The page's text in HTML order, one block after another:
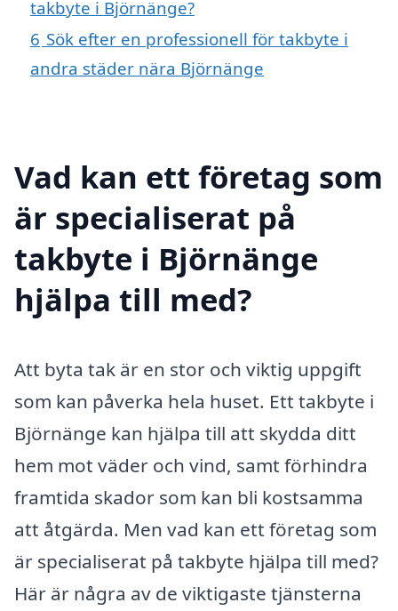
takbyte i Björnänge?
6 Sök efter en professionell för takbyte i
andra städer nära Björnänge
Vad kan ett företag som
är specialiserat på
takbyte i Björnänge
hjälpa till med?
Att byta tak är en stor och viktig uppgift
som kan påverka hela huset. Ett takbyte i
Björnänge kan hjälpa till att skydda ditt
hem mot väder och vind, samt förhindra
framtida skador som kan bli kostsamma
att åtgärda. Men vad kan ett företag som
är specialiserat på takbyte hjälpa till med?
Här är några av de viktigaste tjänsterna